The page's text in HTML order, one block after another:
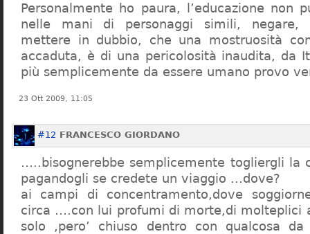
Personalmente ho paura, l’educazione non
nelle mani di personaggi simili, negare,
mettere in dubbio, che una mostruosità
accaduta, è di una pericolosità inaudita, da
più semplicemente da essere umano provo
23 Ott 2009, 11:05
#12 FRANCESCO GIORDANO
…..bisognerebbe semplicemente togliergli la
pagandogli se credete un viaggio …dove?
ai campi di concentramento,dove
circa ….con lui profumi di morte,di molteplici
solo ,pero’ chiuso dentro con qualcosa